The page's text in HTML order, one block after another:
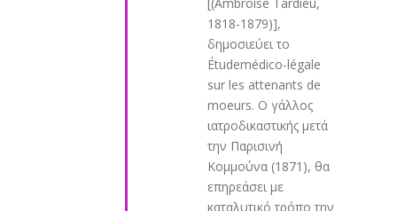
1818-1879)],
δημοσιεύει το
Étudemédico-légale
sur les attenants de
moeurs. Ο γάλλος
ιατροδικαστικής μετά
την Παρισινή
Κομμούνα (1871), θα
επηρεάσει με
καταλυτικό τρόπο την